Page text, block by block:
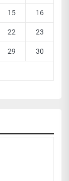
15 16
22 23
29 30